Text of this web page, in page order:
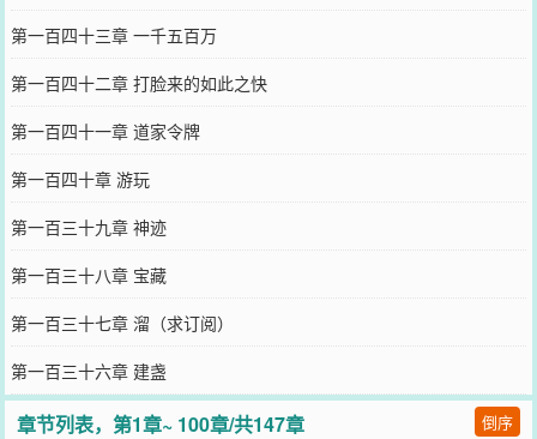
第一百四十三章 一千五百万
第一百四十二章 打脸来的如此之快
第一百四十一章 道家令牌
第一百四十章 游玩
第一百三十九章 神迹
第一百三十八章 宝藏
第一百三十七章 溜（求订阅）
第一百三十六章 建盏
章节列表，第1章~ 100章/共147章 倒序